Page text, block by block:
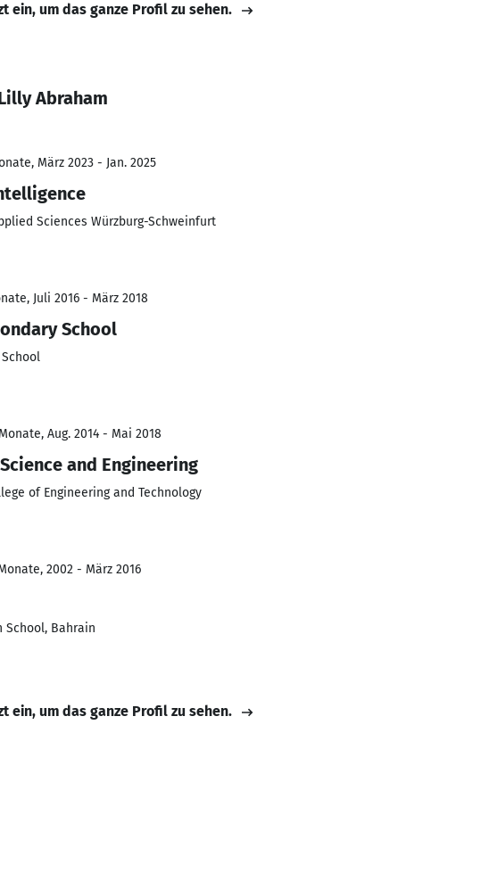
ein, um das ganze Profil zu sehen.
Abraham
März 2023 - Jan. 2025
Sciences Würzburg-Schweinfurt
Juli 2016 - März 2018
School
Aug. 2014 - Mai 2018
and Engineering
of Engineering and Technology
2002 - März 2016
School, Bahrain
ein, um das ganze Profil zu sehen.